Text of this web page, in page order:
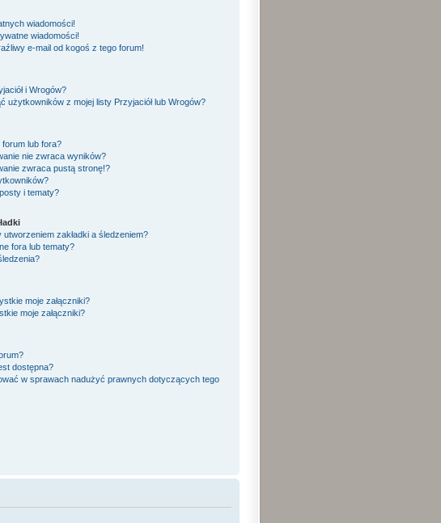
wiadomości!
wiadomości!
e-mail od kogoś z tego forum!
i Wrogów?
użytkowników z mojej listy Przyjaciół lub Wrogów?
lub fora?
nie zwraca wyników?
zwraca pustą stronę!?
i tematy?
zakładki a śledzeniem?
fora lub tematy?
moje załączniki?
moje załączniki?
dostępna?
w sprawach nadużyć prawnych dotyczących tego